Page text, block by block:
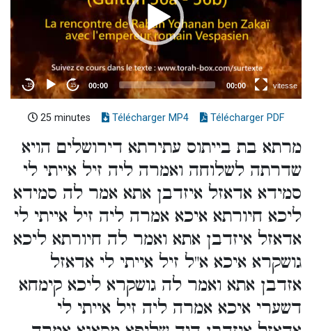
25 minutes Télécharger MP4 Télécharger PDF
מרתא בת בייתוס עתירתא דירושלים הויא
שדרתה לשלוחה ואמרה ליה זיל אייתי לי
סמידא אדאזל איזדבן אתא אמר לה סמידא
ליכא חיורתא איכא אמרה ליה זיל אייתי לי
אדאזל איזדבן אתא ואמר לה חיורתא ליכא
גושקרא איכא א"ל זיל אייתי לי אדאזל
אזדבן אתא ואמר לה גושקרא ליכא קימחא
דשערי איכא אמרה ליה זיל אייתי לי